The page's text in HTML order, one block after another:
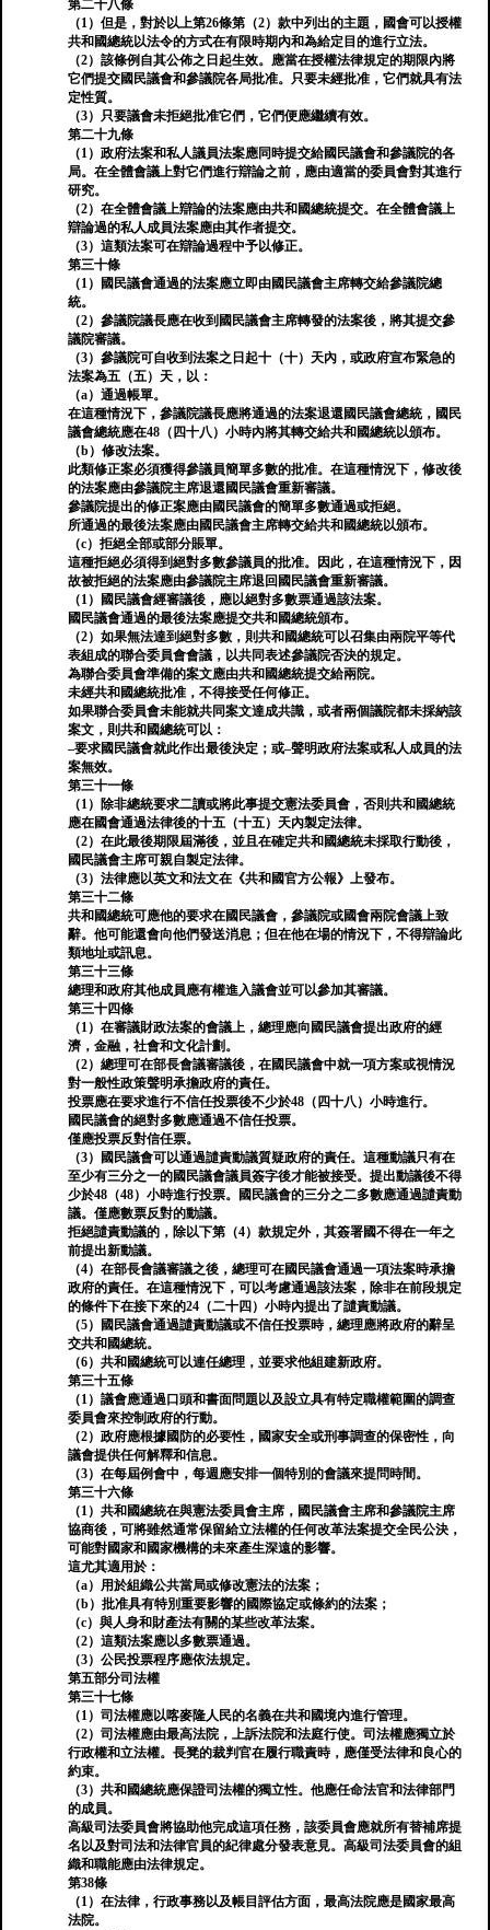
第二十八條
（1）但是，對於以上第26條第（2）款中列出的主題，國會可以授權
共和國總統以法令的方式在有限時期內和為給定目的進行立法。
（2）該條例自其公佈之日起生效。應當在授權法律規定的期限內將
它們提交國民議會和參議院各局批准。只要未經批准，它們就具有法
定性質。
（3）只要議會未拒絕批准它們，它們便應繼續有效。
第二十九條
（1）政府法案和私人議員法案應同時提交給國民議會和參議院的各
局。在全體會議上對它們進行辯論之前，應由適當的委員會對其進行
研究。
（2）在全體會議上辯論的法案應由共和國總統提交。在全體會議上
辯論過的私人成員法案應由其作者提交。
（3）這類法案可在辯論過程中予以修正。
第三十條
（1）國民議會通過的法案應立即由國民議會主席轉交給參議院總
統。
（2）參議院議長應在收到國民議會主席轉發的法案後，將其提交參
議院審議。
（3）參議院可自收到法案之日起十（十）天內，或政府宣布緊急的
法案為五（五）天，以：
（a）通過帳單。
在這種情況下，參議院議長應將通過的法案退還國民議會總統，國民
議會總統應在48（四十八）小時內將其轉交給共和國總統以頒布。
（b）修改法案。
此類修正案必須獲得參議員簡單多數的批准。在這種情況下，修改後
的法案應由參議院主席退還國民議會重新審議。
參議院提出的修正案應由國民議會的簡單多數通過或拒絕。
所通過的最後法案應由國民議會主席轉交給共和國總統以頒布。
（c）拒絕全部或部分賬單。
這種拒絕必須得到絕對多數參議員的批准。因此，在這種情況下，因
故被拒絕的法案應由參議院主席退回國民議會重新審議。
（1）國民議會經審議後，應以絕對多數票通過該法案。
國民議會通過的最後法案應提交共和國總統頒布。
（2）如果無法達到絕對多數，則共和國總統可以召集由兩院平等代
表組成的聯合委員會會議，以共同表述參議院否決的規定。
為聯合委員會準備的案文應由共和國總統提交給兩院。
未經共和國總統批准，不得接受任何修正。
如果聯合委員會未能就共同案文達成共識，或者兩個議院都未採納該
案文，則共和國總統可以：
–要求國民議會就此作出最後決定；或–聲明政府法案或私人成員的法
案無效。
第三十一條
（1）除非總統要求二讀或將此事提交憲法委員會，否則共和國總統
應在國會通過法律後的十五（十五）天內製定法律。
（2）在此最後期限屆滿後，並且在確定共和國總統未採取行動後，
國民議會主席可親自製定法律。
（3）法律應以英文和法文在《共和國官方公報》上發布。
第三十二條
共和國總統可應他的要求在國民議會，參議院或國會兩院會議上致
辭。他可能還會向他們發送消息；但在他在場的情況下，不得辯論此
類地址或訊息。
第三十三條
總理和政府其他成員應有權進入議會並可以參加其審議。
第三十四條
（1）在審議財政法案的會議上，總理應向國民議會提出政府的經
濟，金融，社會和文化計劃。
（2）總理可在部長會議審議後，在國民議會中就一項方案或視情況
對一般性政策聲明承擔政府的責任。
投票應在要求進行不信任投票後不少於48（四十八）小時進行。
國民議會的絕對多數應通過不信任投票。
僅應投票反對信任票。
（3）國民議會可以通過譴責動議質疑政府的責任。這種動議只有在
至少有三分之一的國民議會議員簽字後才能被接受。提出動議後不得
少於48（48）小時進行投票。國民議會的三分之二多數應通過譴責動
議。僅應數票反對的動議。
拒絕譴責動議的，除以下第（4）款規定外，其簽署國不得在一年之
前提出新動議。
（4）在部長會議審議之後，總理可在國民議會通過一項法案時承擔
政府的責任。在這種情況下，可以考慮通過該法案，除非在前段規定
的條件下在接下來的24（二十四）小時內提出了譴責動議。
（5）國民議會通過譴責動議或不信任投票時，總理應將政府的辭呈
交共和國總統。
（6）共和國總統可以連任總理，並要求他組建新政府。
第三十五條
（1）議會應通過口頭和書面問題以及設立具有特定職權範圍的調查
委員會來控制政府的行動。
（2）政府應根據國防的必要性，國家安全或刑事調查的保密性，向
議會提供任何解釋和信息。
（3）在每屆例會中，每週應安排一個特別的會議來提問時間。
第三十六條
（1）共和國總統在與憲法委員會主席，國民議會主席和參議院主席
協商後，可將雖然通常保留給立法權的任何改革法案提交全民公決，
可能對國家和國家機構的未來產生深遠的影響。
這尤其適用於：
（a）用於組織公共當局或修改憲法的法案；
（b）批准具有特別重要影響的國際協定或條約的法案；
（c）與人身和財產法有關的某些改革法案。
（2）這類法案應以多數票通過。
（3）公民投票程序應依法規定。
第五部分司法權
第三十七條
（1）司法權應以喀麥隆人民的名義在共和國境內進行管理。
（2）司法權應由最高法院，上訴法院和法庭行使。司法權應獨立於
行政權和立法權。長凳的裁判官在履行職責時，應僅受法律和良心的
約束。
（3）共和國總統應保證司法權的獨立性。他應任命法官和法律部門
的成員。
高級司法委員會將協助他完成這項任務，該委員會應就所有替補席提
名以及對司法和法律官員的紀律處分發表意見。高級司法委員會的組
織和職能應由法律規定。
第38條
（1）在法律，行政事務以及帳目評估方面，最高法院應是國家最高
法院。